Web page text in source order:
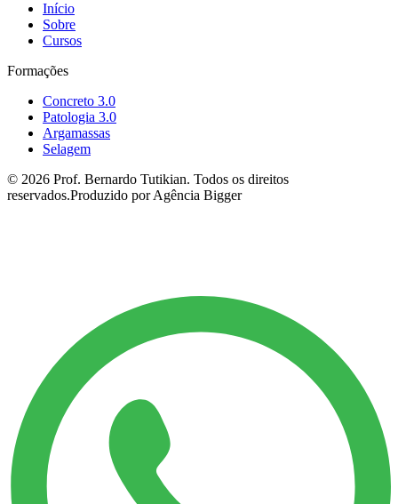
Início
Sobre
Cursos
Formações
Concreto 3.0
Patologia 3.0
Argamassas
Selagem
© 2026 Prof. Bernardo Tutikian. Todos os direitos
reservados.Produzido por Agência Bigger